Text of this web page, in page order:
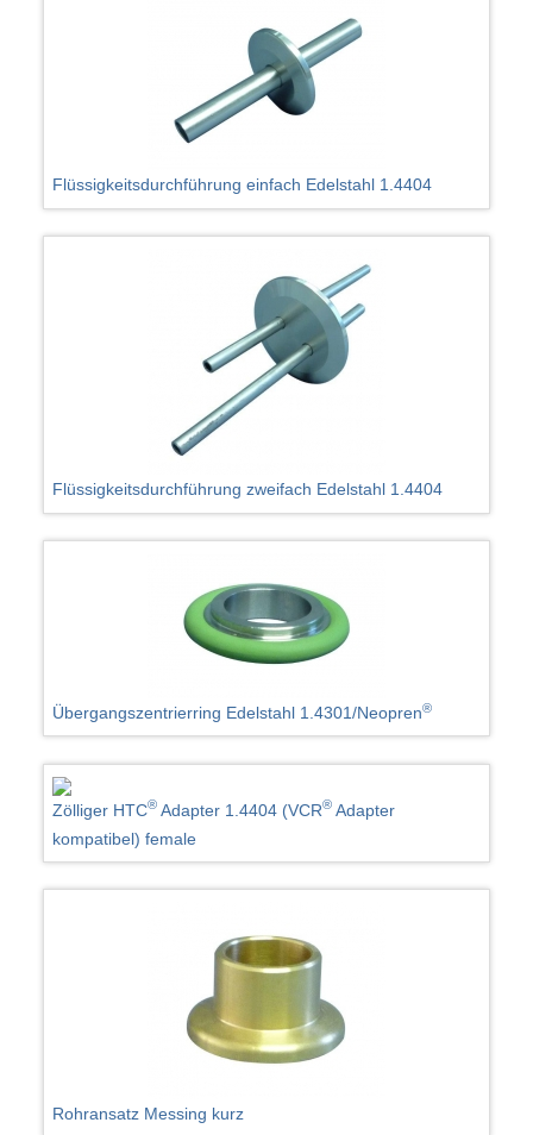
Flüssigkeitsdurchführung einfach Edelstahl 1.4404
Flüssigkeitsdurchführung zweifach Edelstahl 1.4404
Übergangszentrierring Edelstahl 1.4301/Neopren®
Zölliger HTC® Adapter 1.4404 (VCR® Adapter
kompatibel) female
Rohransatz Messing kurz